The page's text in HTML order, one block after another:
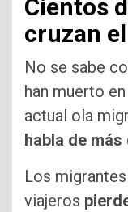
Cientos
cruzan
No se sabe
han muerto
actual ola
habla de más
Los
viajeros